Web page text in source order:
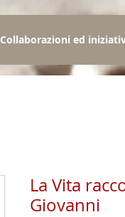
Collaborazioni ed
La Vita
Giovanni